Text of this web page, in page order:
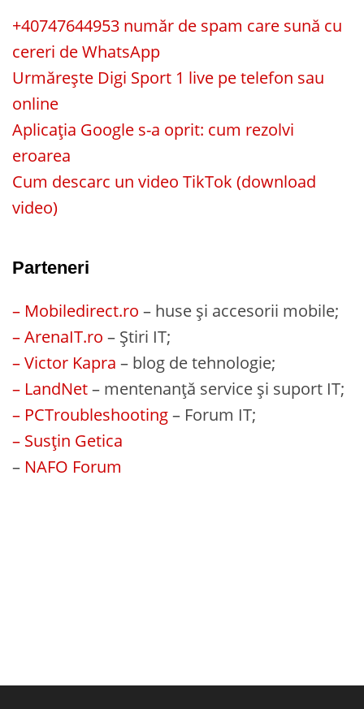
+40747644953 număr de spam care sună cu
cereri de WhatsApp
Urmărește Digi Sport 1 live pe telefon sau
online
Aplicația Google s-a oprit: cum rezolvi
eroarea
Cum descarc un video TikTok (download
video)
Parteneri
– Mobiledirect.ro – huse și accesorii mobile;
– ArenaIT.ro – Știri IT;
– Victor Kapra – blog de tehnologie;
– LandNet– mentenanță service și suport IT;
– PCTroubleshooting– Forum IT;
– Susțin Getica
– NAFO Forum